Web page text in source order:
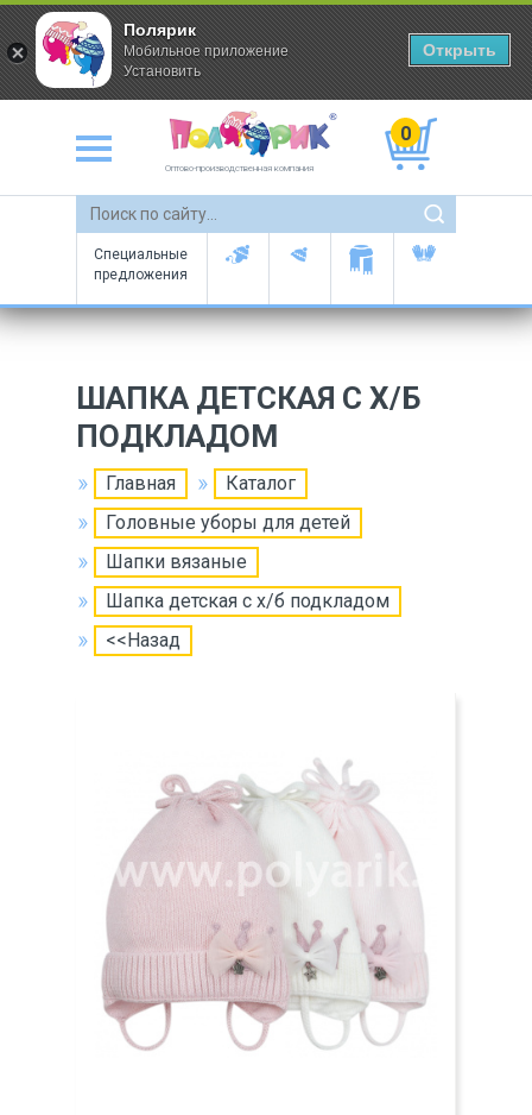
Оптово-производственная компания
0
Специальные
предложения
ШАПКА ДЕТСКАЯ С Х/Б
ПОДКЛАДОМ
Главная
Каталог
Головные уборы для детей
Шапки вязаные
Шапка детская с х/б подкладом
<<Назад
Полярик
Мобильное приложение
Установить
Открыть